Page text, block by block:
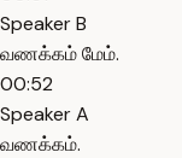
Speaker B
வணக்கம் மேம்.
00:52
Speaker A
வணக்கம்.